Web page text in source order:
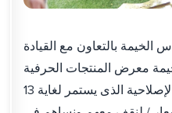
بالتعاون مع القيادة
معرض المنتجات الحرفية
لنزلاء المؤسسات العقابية والإصلاحية الذى يستمر لغاية 13